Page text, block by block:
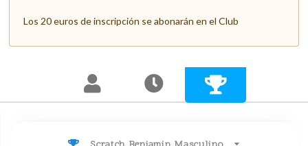
Los 20 euros de inscripción se abonarán en el Club